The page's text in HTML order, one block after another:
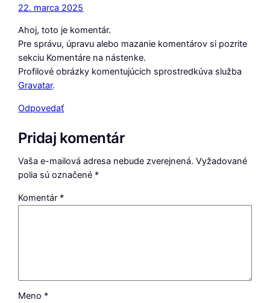
22. marca 2025
Ahoj, toto je komentár.
Pre správu, úpravu alebo mazanie komentárov si pozrite
sekciu Komentáre na nástenke.
Profilové obrázky komentujúcich sprostredkúva služba
Gravatar.
Odpovedať
Pridaj komentár
Vaša e-mailová adresa nebude zverejnená. Vyžadované
polia sú označené *
Komentár *
Meno *